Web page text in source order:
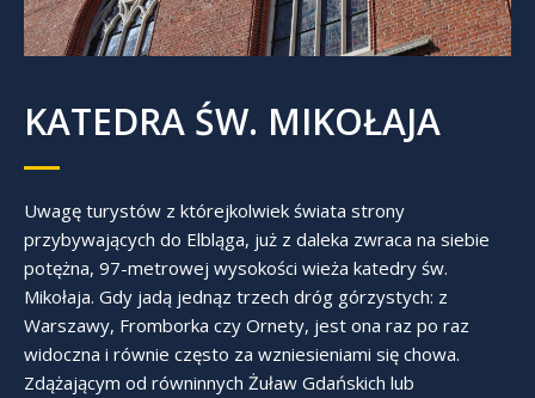
KATEDRA ŚW. MIKOŁAJA
Uwagę turystów z którejkolwiek świata strony
przybywających do Elbląga, już z daleka zwraca na siebie
potężna, 97-metrowej wysokości wieża katedry św.
Mikołaja. Gdy jadą jednąz trzech dróg górzystych: z
Warszawy, Fromborka czy Ornety, jest ona raz po raz
widoczna i równie często za wzniesieniami się chowa.
Zdążającym od równinnych Żuław Gdańskich lub